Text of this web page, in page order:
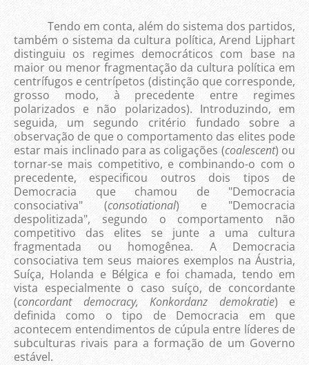
Tendo em conta, além do sistema dos partidos,
também o sistema da cultura política, Arend Lijphart
distinguiu os regimes democráticos com base na
maior ou menor fragmentação da cultura política em
centrífugos e centrípetos (distinção que corresponde,
grosso modo, à precedente entre regimes
polarizados e não polarizados). Introduzindo, em
seguida, um segundo critério fundado sobre a
observação de que o comportamento das elites pode
estar mais inclinado para as coligações (coalescent) ou
tornar-se mais competitivo, e combinando-o com o
precedente, especificou outros dois tipos de
Democracia que chamou de "Democracia
consociativa" (consotiational) e "Democracia
despolitizada", segundo o comportamento não
competitivo das elites se junte a uma cultura
fragmentada ou homogênea. A Democracia
consociativa tem seus maiores exemplos na Áustria,
Suíça, Holanda e Bélgica e foi chamada, tendo em
vista especialmente o caso suíço, de concordante
(concordant democracy, Konkordanz demokratie) e
definida como o tipo de Democracia em que
acontecem entendimentos de cúpula entre líderes de
subculturas rivais para a formação de um Governo
estável.